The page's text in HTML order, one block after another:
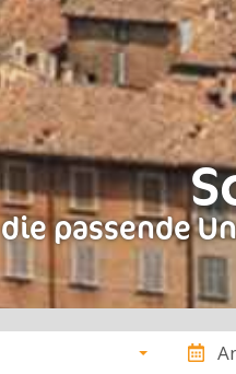
die passende